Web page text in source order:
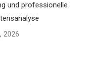
und professionelle
2026